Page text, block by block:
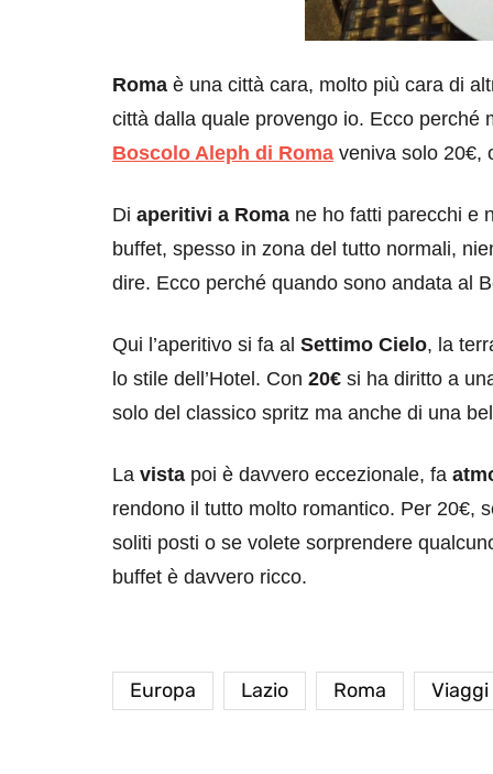
Roma è una città cara, molto più cara di
città dalla quale provengo io. Ecco perché
Boscolo Aleph di Roma veniva solo 20€,
Di aperitivi a Roma ne ho fatti parecchi e
buffet, spesso in zona del tutto normali,
dire. Ecco perché quando sono andata al
Qui l’aperitivo si fa al Settimo Cielo, la
lo stile dell’Hotel. Con 20€ si ha diritto a
solo del classico spritz ma anche di una
La vista poi è davvero eccezionale, fa
rendono il tutto molto romantico. Per 20€,
soliti posti o se volete sorprendere
buffet è davvero ricco.
Europa Lazio Roma Viaggi